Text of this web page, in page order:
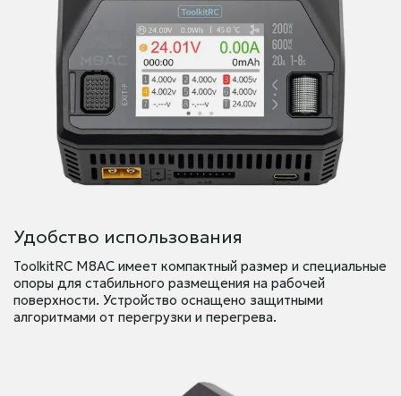
Удобство использования
ToolkitRC M8AC имеет компактный размер и специальные
опоры для стабильного размещения на рабочей
поверхности. Устройство оснащено защитными
алгоритмами от перегрузки и перегрева.